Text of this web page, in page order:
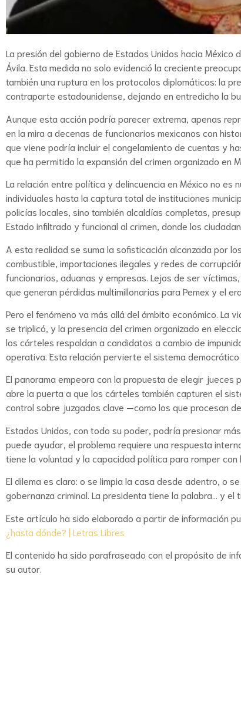
La presión del gobierno de Estados Unidos hacia
Ávila. Esta medida no solo evidenció la creciente
también una ruptura en los protocolos diplomáticos: la
contraparte estadounidense, dejando en entredicho la
Aunque esta acción podría parecer extrema, apenas
en la mira a decenas de funcionarios mexicanos con
que viene podría incluir el congelamiento de cuentas y
que ha permitido la expansión del crimen organizado en
La relación entre política y delincuencia en México no es
individuales hasta la captura total de instituciones
policías locales, sino también alcaldías completas,
Estado infiltrado y funcional al crimen, donde los
A esta realidad se suma la sofisticación alcanzada por
combustible, importaciones ilegales y redes de
funcionarios, aduanas y empresas. Lejos de ser
que generan pérdidas multimillonarias para Pemex y el
Pero el fenómeno va más allá del ámbito económico. La
se triplicó, y la presencia del crimen organizado en
los cárteles respaldan a candidatos a cambio de
operativa. Esta relación pervierte el sistema
El panorama empeora con la propuesta de elegir jueces
abre la puerta a que los cárteles también capturen el
control sobre juzgados clave —como los que procesan
Estados Unidos, con todo su poder, podría presionar
puede ayudar, el problema requiere una respuesta
tiene la voluntad y la capacidad política para romper
El dilema es claro: o se limpia la casa desde adentro, o
gobernanza criminal. La presidenta tiene la palabra… y el
Este artículo ha sido elaborado a partir de información
¿hasta dónde? | Letras Libres
El contenido ha sido parafraseado con el propósito de
su autor.